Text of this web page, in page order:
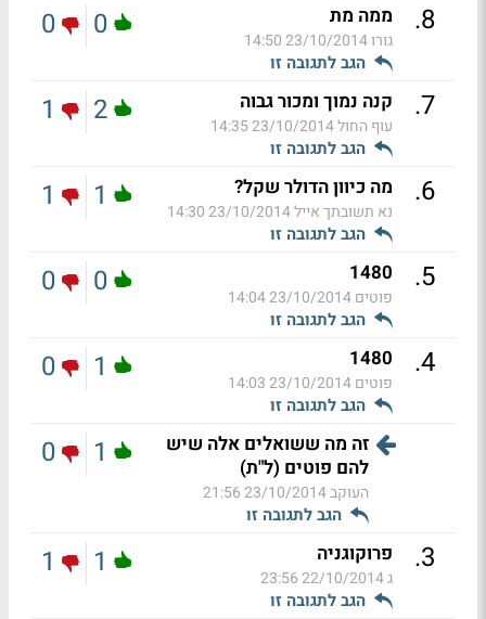
8
. ממה מת
גורו23/10/2014 14:50
הגב לתגובה זו
0
0
7
. קנה נמוך ומכור גבוה
עוף החול23/10/2014 14:35
הגב לתגובה זו
2
1
6
. מה כיוון הדולר שקל?
נא תשובתך אייל23/10/2014 14:30
הגב לתגובה זו
1
1
5
.
1480
פוטים23/10/2014 14:04
הגב לתגובה זו
0
0
4
.
1480
פוטים23/10/2014 14:03
הגב לתגובה זו
1
0
זה מה ששואלים אלה שיש
להם פוטים (ל"ת)
העוקב23/10/2014 21:56
הגב לתגובה זו
1
0
3
. פרוקוגניה
ג22/10/2014 23:56
הגב לתגובה זו
1
1